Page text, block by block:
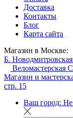
Доставка
Контакты
Блог
Карта сайта
Магазин в Москве:
Б.
Веломастерская
Магазин и
стр. 15
Ваш город: Не